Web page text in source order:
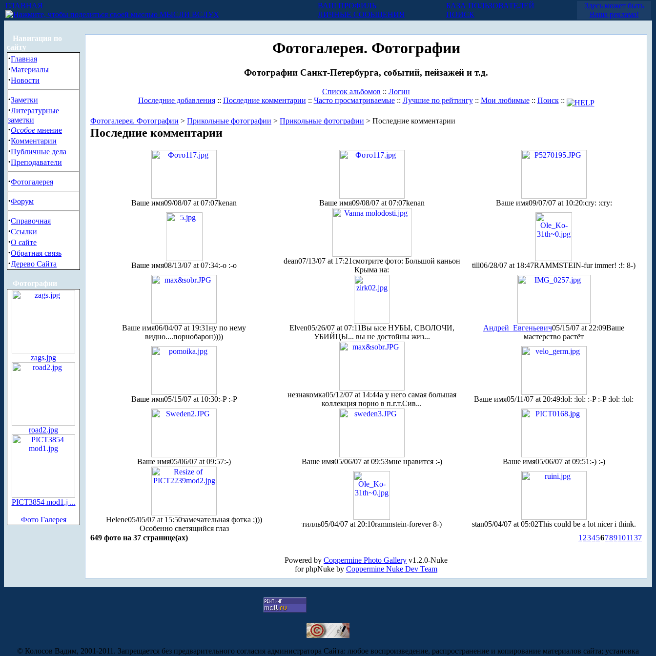
ГЛАВНАЯ
МЫСЛИ ВСЛУХ
ВАШ ПРОФИЛЬ
ЛИЧНЫЕ СООБЩЕНИЯ
БАЗА ПОЛЬЗОВАТЕЛЕЙ
ПОИСК
Здесь может быть
Ваша реклама!
Навигация по
сайту
·Главная
·Материалы
·Новости
·Заметки
·Литературные
заметки
·Особое мнение
·Комментарии
·Публичные дела
·Преподаватели
·Фотогалерея
·Форум
·Справочная
·Ссылки
·О сайте
·Обратная связь
·Дерево Сайта
Фотографии
zags.jpg
road2.jpg
PICT3854 mod1.j ...
Фото Галерея
Фотогалерея. Фотографии
Фотографии Санкт-Петербурга, событий, пейзажей и т.д.
Список альбомов :: Логин
Последние добавления:: Последние комментарии :: Часто просматриваемые:: Лучшие по рейтингу:: Мои любимые:: Поиск::
Фотогалерея. Фотографии > Прикольные фотографии > Прикольные фотографии > Последние комментарии
Последние комментарии
Ваше имя09/08/07 at 07:07kenan Ваше имя09/08/07 at 07:07kenan Ваше имя09/07/07 at 10:20:cry: :cry:
Ваше имя08/13/07 at 07:34:-o :-o
dean07/13/07 at 17:21смотрите фото: Большой каньон
Крыма на:
till06/28/07 at 18:47RAMMSTEIN-fur immer! :!: 8-)
Ваше имя06/04/07 at 19:31ну по нему
видно....порнобарон))))
Elven05/26/07 at 07:11Вы ысе НУБЫ, СВОЛОЧИ,
УБИЙЦЫ... вы не достойны жиз...
Андрей_Евгеньевич05/15/07 at 22:09Ваше
мастерство растёт
Ваше имя05/15/07 at 10:30:-P :-P
незнакомка05/12/07 at 14:44а у него самая большая
коллекция порно в п.г.т.Сив...
Ваше имя05/11/07 at 20:49:lol: :lol: :-P :-P :lol: :lol:
Ваше имя05/06/07 at 09:57:-) Ваше имя05/06/07 at 09:53мне нравится :-) Ваше имя05/06/07 at 09:51 :-) :-)
Helene05/05/07 at 15:50замечательная фотка ;)))
Особенно светящийся глаз
тилль05/04/07 at 20:10rammstein-forever 8-) stan05/04/07 at 05:02This could be a lot nicer i think.
649 фото на 37 странице(ах)
1 234567891011 37
Powered by Coppermine Photo Gallery v1.2.0-Nuke
for phpNuke by Coppermine Nuke Dev Team
© Колосов Вадим, 2001-2011. Запрещается без предварительного согласия администратора Сайта: любое воспроизведение, распространение и копирование материалов сайта; установка